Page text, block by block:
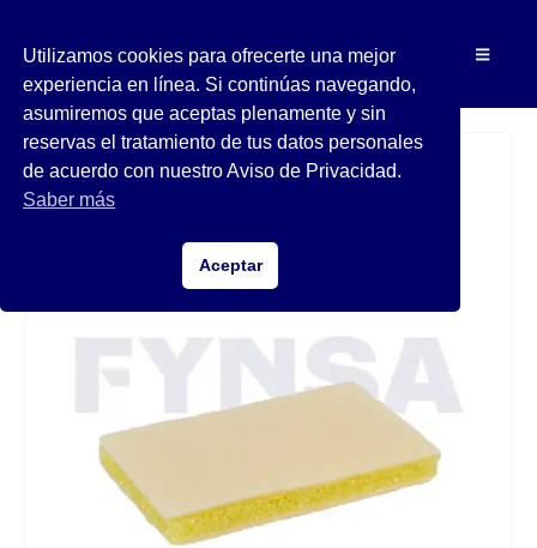
Utilizamos cookies para ofrecerte una mejor
experiencia en línea. Si continúas navegando,
asumiremos que aceptas plenamente y sin
reservas el tratamiento de tus datos personales
de acuerdo con nuestro Aviso de Privacidad.
Saber más
Aceptar